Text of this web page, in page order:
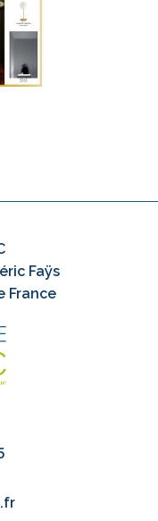
Faÿs
France